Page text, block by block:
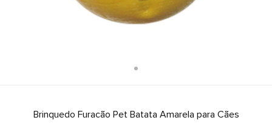
Brinquedo Furacão Pet Batata Amarela para Cães